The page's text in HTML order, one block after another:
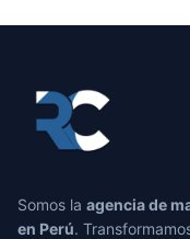
Somos la agencia de
en Perú.